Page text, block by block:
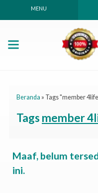
MENU
Beranda » Tags "member
Tags member
Maaf, belum
ini.